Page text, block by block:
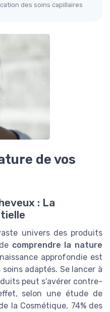
des soins capillaires
de vos
: La
univers des produits
comprendre la nature
approfondie est
adaptés. Se lancer à
peut s'avérer contre-
selon une étude de
la Cosmétique, 74% des